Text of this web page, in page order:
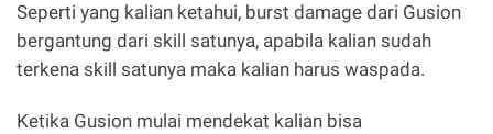
Seperti yang kalian ketahui, burst damage dari Gusion
bergantung dari skill satunya, apabila kalian sudah
terkena skill satunya maka kalian harus waspada.
Ketika Gusion mulai mendekat kalian bisa